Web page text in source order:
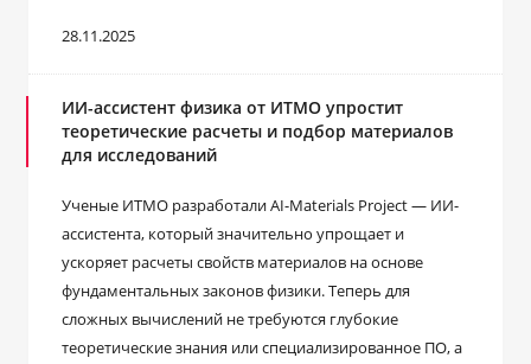
28.11.2025
ИИ-ассистент физика от ИТМО упростит
теоретические расчеты и подбор материалов
для исследований
Ученые ИТМО разработали AI-Materials Project — ИИ-
ассистента, который значительно упрощает и
ускоряет расчеты свойств материалов на основе
фундаментальных законов физики. Теперь для
сложных вычислений не требуются глубокие
теоретические знания или специализированное ПО, а